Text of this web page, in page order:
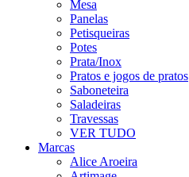
Mesa
Panelas
Petisqueiras
Potes
Prata/Inox
Pratos e jogos de pratos
Saboneteira
Saladeiras
Travessas
VER TUDO
Marcas
Alice Aroeira